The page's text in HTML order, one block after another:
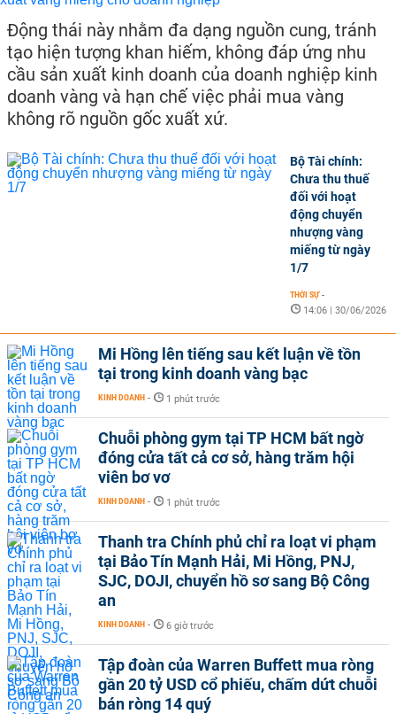
Động thái này nhằm đa dạng nguồn cung, tránh
tạo hiện tượng khan hiếm, không đáp ứng nhu
cầu sản xuất kinh doanh của doanh nghiệp kinh
doanh vàng và hạn chế việc phải mua vàng
không rõ nguồn gốc xuất xứ.
Bộ Tài chính:
Chưa thu thuế
đối với hoạt
động chuyển
nhượng vàng
miếng từ ngày
1/7
THỜI SỰ -
14:06 | 30/06/2026
Mi Hồng lên tiếng sau kết luận về tồn
tại trong kinh doanh vàng bạc
KINH DOANH - 1 phút trước
Chuỗi phòng gym tại TP HCM bất ngờ
đóng cửa tất cả cơ sở, hàng trăm hội
viên bơ vơ
KINH DOANH - 1 phút trước
Thanh tra Chính phủ chỉ ra loạt vi phạm
tại Bảo Tín Mạnh Hải, Mi Hồng, PNJ,
SJC, DOJI, chuyển hồ sơ sang Bộ Công
an
KINH DOANH - 6 giờ trước
Tập đoàn của Warren Buffett mua ròng
gần 20 tỷ USD cổ phiếu, chấm dứt chuỗi
bán ròng 14 quý